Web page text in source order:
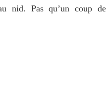
nid. Pas qu’un coup de